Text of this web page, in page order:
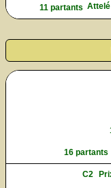
11 partants
16 partants
C2